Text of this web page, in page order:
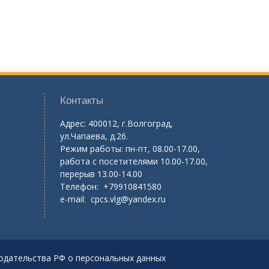
Контакты
Адрес: 400012, г.Волгоград,
ул.Чапаева, д.26.
Режим работы: пн-пт, 08.00-17.00,
работа с посетителями 10.00-17.00,
перерыв 13.00-14.00
Телефон: +79910841580
e-mail: cpcs.vlg@yandex.ru
РФ о персональных данных